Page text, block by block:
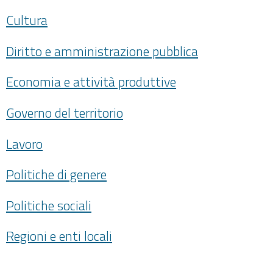
Cultura
Diritto e amministrazione pubblica
Economia e attività produttive
Governo del territorio
Lavoro
Politiche di genere
Politiche sociali
Regioni e enti locali